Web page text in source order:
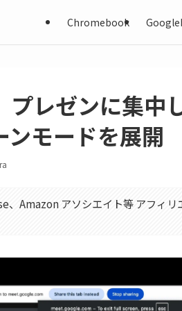
Chromebook
レゼンに集中
ンモードを展開
、Amazon アソシエイト等 アフィ